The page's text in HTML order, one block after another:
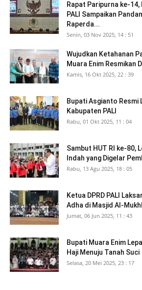
Rapat Paripurna ke-14,
PALI Sampaikan
Raperda...
Senin, 03 Nov 2025, 14 : 51
Wujudkan Ketahanan
Muara Enim Resmikan
Kamis, 16 Okt 2025, 22 : 39
Bupati Asgianto Resmi
Kabupaten PALI
Rabu, 01 Okt 2025, 11 : 04
Sambut HUT RI ke-80,
Indah yang Digelar
Rabu, 13 Agu 2025, 18 : 05
Ketua DPRD PALI
Adha di Masjid Al-
Jumat, 06 Jun 2025, 11 : 43
Bupati Muara Enim
Haji Menuju Tanah Suci
Selasa, 20 Mei 2025, 23 : 17